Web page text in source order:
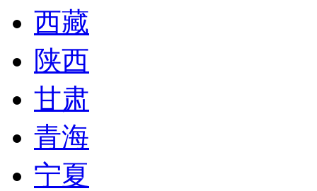
西藏
陕西
甘肃
青海
宁夏